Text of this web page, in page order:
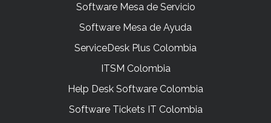
Software Mesa de Servicio
Software Mesa de Ayuda
ServiceDesk Plus Colombia
ITSM Colombia
Help Desk Software Colombia
Software Tickets IT Colombia